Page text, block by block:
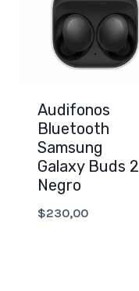
Audifonos
Bluetooth
Samsung
Galaxy Buds 2
Negro
$230,00